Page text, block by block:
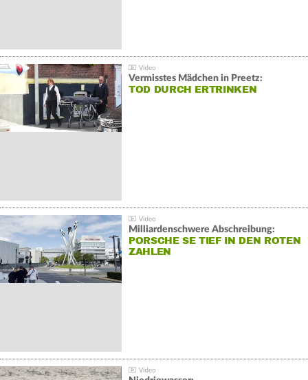
Vermisstes Mädchen in Preetz:
TOD DURCH ERTRINKEN
Milliardenschwere Abschreibung:
PORSCHE SE TIEF IN DEN ROTEN
ZAHLEN